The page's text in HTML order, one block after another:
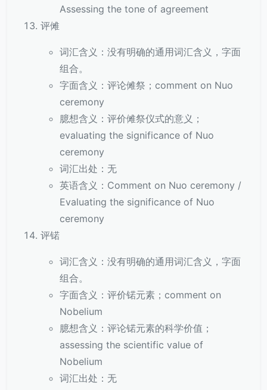
Assessing the tone of agreement
评傩
词汇含义：没有明确的通用词汇含义，字面
组合。
字面含义：评论傩祭；comment on Nuo
ceremony
臆想含义：评价傩祭仪式的意义；
evaluating the significance of Nuo
ceremony
词汇出处：无
英语含义：Comment on Nuo ceremony /
Evaluating the significance of Nuo
ceremony
评锘
词汇含义：没有明确的通用词汇含义，字面
组合。
字面含义：评价锘元素；comment on
Nobelium
臆想含义：评论锘元素的科学价值；
assessing the scientific value of
Nobelium
词汇出处：无